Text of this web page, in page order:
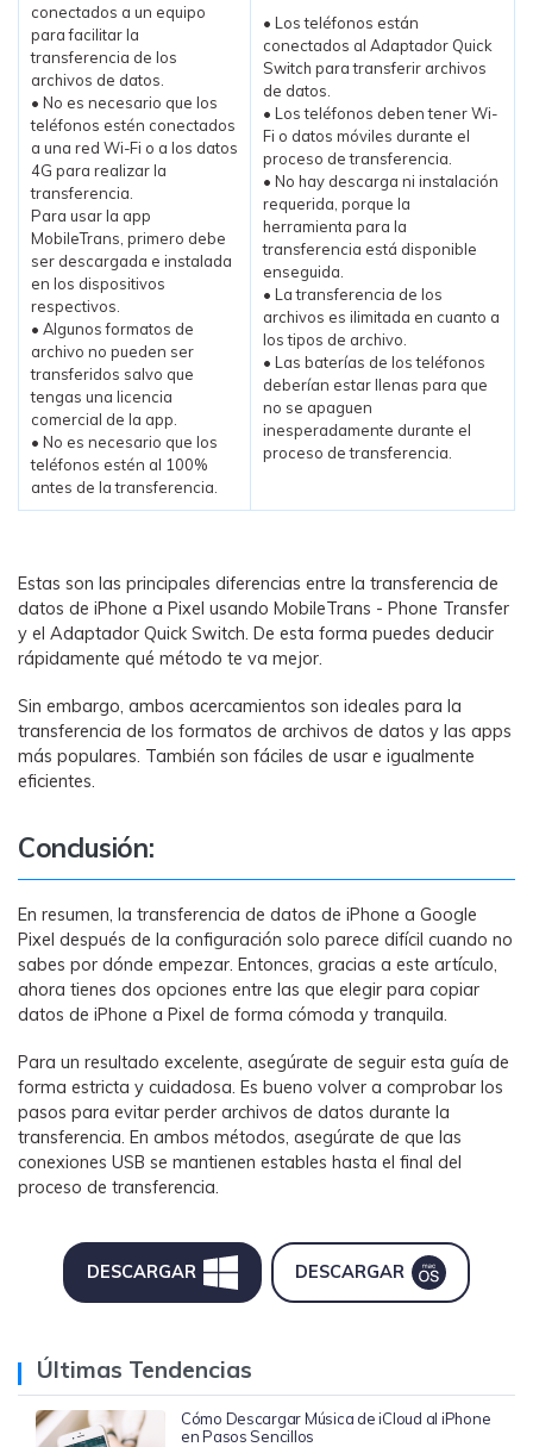
conectados a un equipo
para facilitar la
transferencia de los
archivos de datos.
• No es necesario que los
teléfonos estén conectados
a una red Wi-Fi o a los datos
4G para realizar la
transferencia.
Para usar la app
MobileTrans, primero debe
ser descargada e instalada
en los dispositivos
respectivos.
• Algunos formatos de
archivo no pueden ser
transferidos salvo que
tengas una licencia
comercial de la app.
• No es necesario que los
teléfonos estén al 100%
antes de la transferencia.
• Los teléfonos están
conectados al Adaptador Quick
Switch para transferir archivos
de datos.
• Los teléfonos deben tener Wi-
Fi o datos móviles durante el
proceso de transferencia.
• No hay descarga ni instalación
requerida, porque la
herramienta para la
transferencia está disponible
enseguida.
• La transferencia de los
archivos es ilimitada en cuanto a
los tipos de archivo.
• Las baterías de los teléfonos
deberían estar llenas para que
no se apaguen
inesperadamente durante el
proceso de transferencia.
Estas son las principales diferencias entre la transferencia de
datos de iPhone a Pixel usando MobileTrans - Phone Transfer
y el Adaptador Quick Switch. De esta forma puedes deducir
rápidamente qué método te va mejor.
Sin embargo, ambos acercamientos son ideales para la
transferencia de los formatos de archivos de datos y las apps
más populares. También son fáciles de usar e igualmente
eficientes.
Conclusión:
En resumen, la transferencia de datos de iPhone a Google
Pixel después de la configuración solo parece difícil cuando no
sabes por dónde empezar. Entonces, gracias a este artículo,
ahora tienes dos opciones entre las que elegir para copiar
datos de iPhone a Pixel de forma cómoda y tranquila.
Para un resultado excelente, asegúrate de seguir esta guía de
forma estricta y cuidadosa. Es bueno volver a comprobar los
pasos para evitar perder archivos de datos durante la
transferencia. En ambos métodos, asegúrate de que las
conexiones USB se mantienen estables hasta el final del
proceso de transferencia.
DESCARGAR DESCARGAR
Últimas Tendencias
Cómo Descargar Música de iCloud al iPhone
en Pasos Sencillos